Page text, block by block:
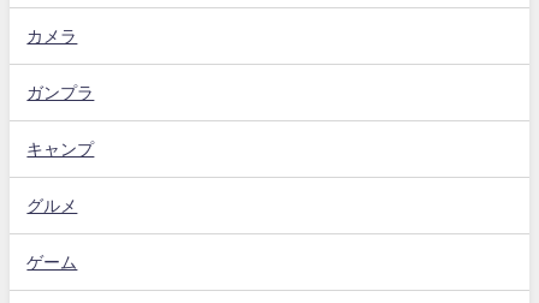
カメラ
ガンプラ
キャンプ
グルメ
ゲーム